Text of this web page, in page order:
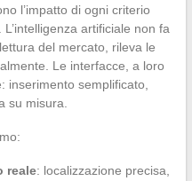
l’impatto di ogni criterio
artificiale non fa
del mercato, rileva le
Le interfacce, a loro
inserimento semplificato,
su misura.
reale: localizzazione precisa,